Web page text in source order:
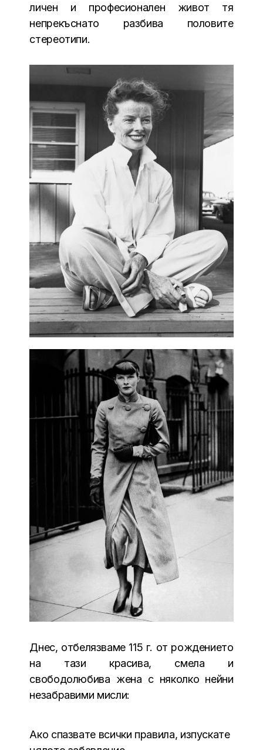
личен и професионален живот тя
непрекъснато разбива половите
стереотипи.
Днес, отбелязваме 115 г. от рождението
на тази красива, смела и
свободолюбива жена с няколко нейни
незабравими мисли:
Ако спазвате всички правила, изпускате